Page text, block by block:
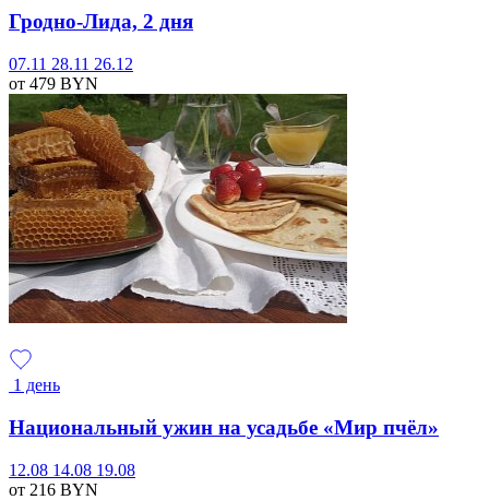
Гродно-Лида, 2 дня
07.11 28.11 26.12
от 479 BYN
1 день
Национальный ужин на усадьбе «Мир пчёл»
12.08 14.08 19.08
от 216 BYN